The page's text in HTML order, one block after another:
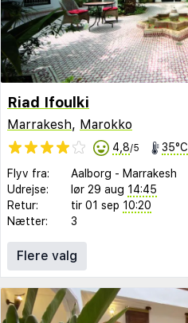
Riad Ifoulki
Marrakesh, Marokko
4,8/5 35°C
Flyv fra: Aalborg - Marrakesh
Udrejse:
lør 29 aug 14:45
Retur:
tir 01 sep 10:20
Nætter:
3
Flere valg